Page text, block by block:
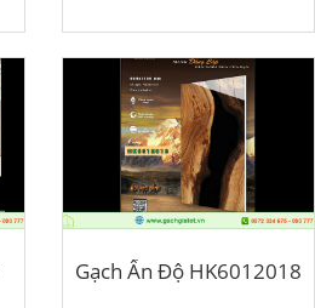
Gạch Ấn Độ HK6012018